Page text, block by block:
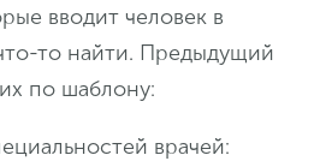
вводит человек в
то найти. Предыдущий
по шаблону:
врачей: